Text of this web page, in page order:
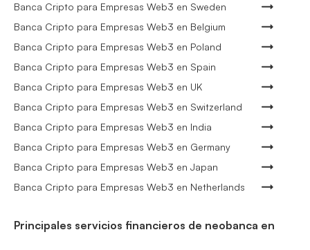
Banca Cripto para Empresas Web3 en Sweden
Banca Cripto para Empresas Web3 en Belgium
Banca Cripto para Empresas Web3 en Poland
Banca Cripto para Empresas Web3 en Spain
Banca Cripto para Empresas Web3 en UK
Banca Cripto para Empresas Web3 en Switzerland
Banca Cripto para Empresas Web3 en India
Banca Cripto para Empresas Web3 en Germany
Banca Cripto para Empresas Web3 en Japan
Banca Cripto para Empresas Web3 en Netherlands
Principales servicios financieros de neobanca en